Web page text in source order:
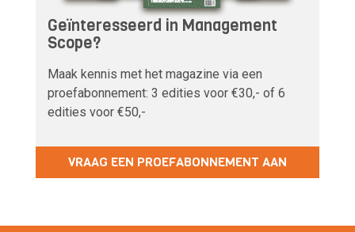
Geïnteresseerd in Management
Scope?
Maak kennis met het magazine via een
proefabonnement: 3 edities voor €30,- of 6
edities voor €50,-
VRAAG EEN PROEFABONNEMENT AAN